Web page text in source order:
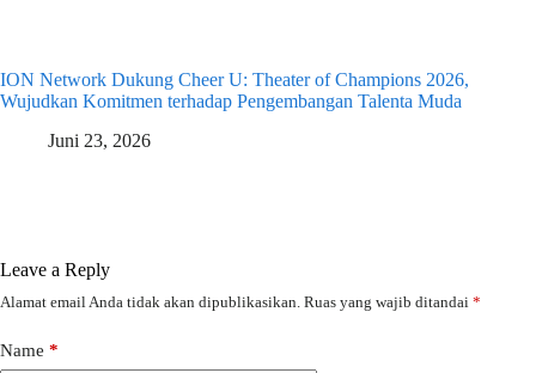
ION Network Dukung Cheer U: Theater of Champions 2026,
Wujudkan Komitmen terhadap Pengembangan Talenta Muda
Juni 23, 2026
Leave a Reply
Alamat email Anda tidak akan dipublikasikan. Ruas yang wajib ditandai *
Name *